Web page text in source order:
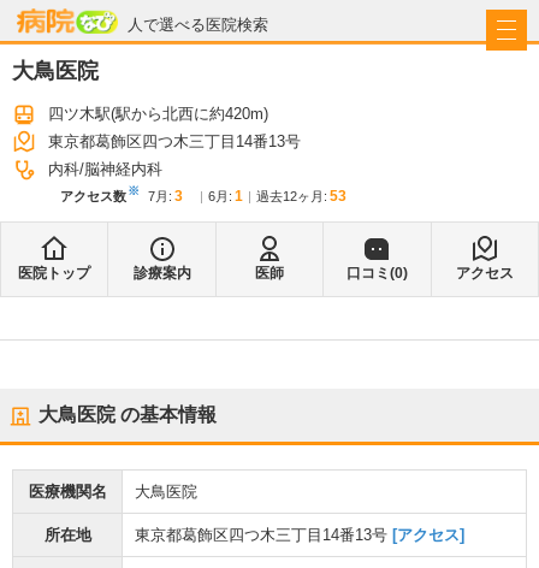
人で選べる医院検索
病院なび
大鳥医院
四ツ木駅(駅から北西に約420m)
東京都葛飾区四つ木三丁目14番13号
内科 脳神経内科
アクセス数※ 7月 : 3 6月 : 1 過去12ヶ月: 53
医院トップ 診療案内 医師 口コミ(0) アクセス
大鳥医院の基本情報
医療機関名 大鳥医院
所在地 東京都葛飾区四つ木三丁目14番13号 [アクセス]